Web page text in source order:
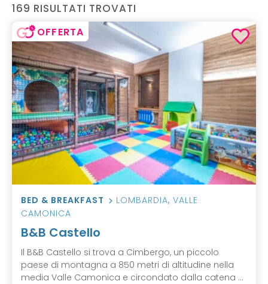
169 RISULTATI TROVATI
OFFERTA
BED & BREAKFAST LOMBARDIA, VALLE
CAMONICA
B&B Castello
Il B&B Castello si trova a Cimbergo, un piccolo
paese di montagna a 850 metri di altitudine nella
media Valle Camonica e circondato dalla catena ...